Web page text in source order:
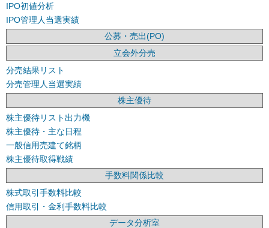
IPO初値分析
IPO管理人当選実績
公募・売出(PO)
立会外分売
分売結果リスト
分売管理人当選実績
株主優待
株主優待リスト出力機
株主優待・主な日程
一般信用売建て銘柄
株主優待取得戦績
手数料関係比較
株式取引手数料比較
信用取引・金利手数料比較
データ分析室